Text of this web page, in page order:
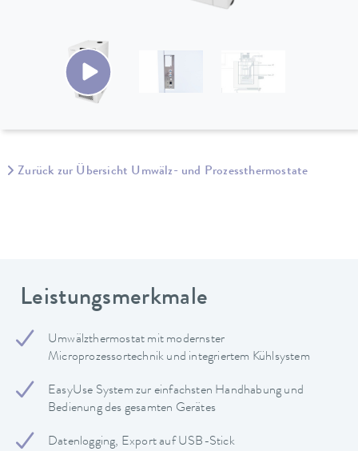
Zurück zur Übersicht Umwälz- und Prozessthermostate
Leistungsmerkmale
Umwälzthermostat mit modernster
Microprozessortechnik und integriertem Kühlsystem
EasyUse System zur einfachsten Handhabung und
Bedienung des gesamten Gerätes
Datenlogging, Export auf USB-Stick